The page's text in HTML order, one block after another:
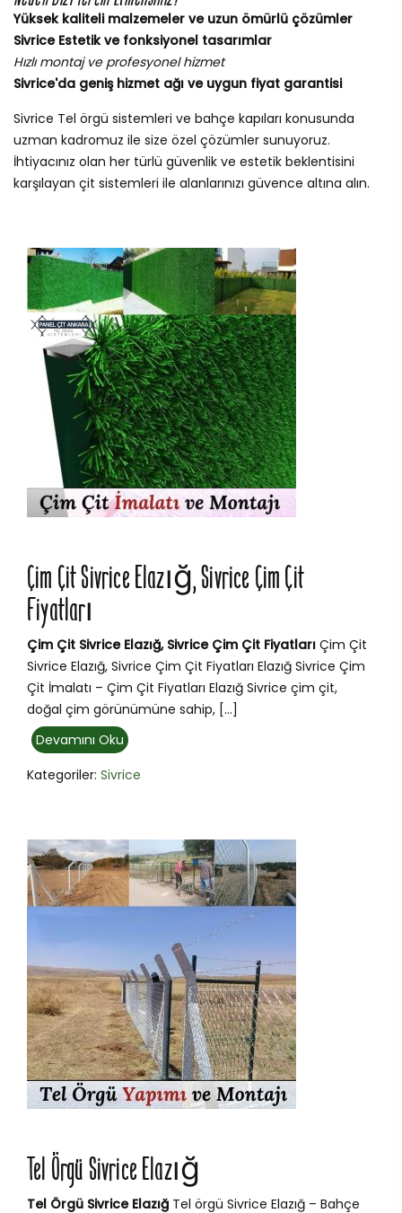
Yüksek kaliteli malzemeler ve uzun ömürlü çözümler
Sivrice Estetik ve fonksiyonel tasarımlar
Hızlı montaj ve profesyonel hizmet
Sivrice'da geniş hizmet ağı ve uygun fiyat garantisi
Sivrice Tel örgü sistemleri ve bahçe kapıları konusunda
uzman kadromuz ile size özel çözümler sunuyoruz.
İhtiyacınız olan her türlü güvenlik ve estetik beklentisini
karşılayan çit sistemleri ile alanlarınızı güvence altına alın.
Çim Çit Sivrice Elazığ, Sivrice Çim Çit
Fiyatları
Çim Çit Sivrice Elazığ, Sivrice Çim Çit Fiyatları Çim Çit
Sivrice Elazığ, Sivrice Çim Çit Fiyatları Elazığ Sivrice Çim
Çit İmalatı – Çim Çit Fiyatları Elazığ Sivrice çim çit,
doğal çim görünümüne sahip, […]
Devamını Oku
Kategoriler: Sivrice
Tel Örgü Sivrice Elazığ
Tel Örgü Sivrice Elazığ Tel örgü Sivrice Elazığ – Bahçe